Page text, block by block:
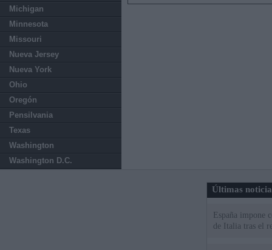
Michigan
Minnesota
Missouri
Nueva Jersey
Nueva York
Ohio
Oregón
Pensilvania
Texas
Washington
Washington D.C.
Últimas
España impone
de Italia tras el